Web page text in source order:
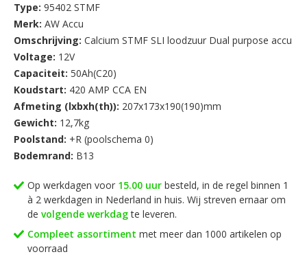
Type: 95402 STMF
Merk: AW Accu
Omschrijving: Calcium STMF SLI loodzuur Dual purpose accu
Voltage: 12V
Capaciteit: 50Ah(C20)
Koudstart: 420 AMP CCA EN
Afmeting (lxbxh(th)): 207x173x190(190)mm
Gewicht: 12,7kg
Poolstand: +R (poolschema 0)
Bodemrand: B13
Op werkdagen voor 15.00 uur besteld, in de regel binnen 1
à 2 werkdagen in Nederland in huis. Wij streven ernaar om
de volgende werkdagte leveren.
Compleet assortiment met meer dan 1000 artikelen op
voorraad